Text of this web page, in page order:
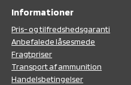
Informationer
Pris- og tilfredshedsgaranti
Anbefalede låsesmede
Fragtpriser
Transport af ammunition
Handelsbetingelser